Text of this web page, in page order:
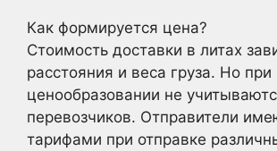
Как формируется цена?
Стоимость доставки в литах
расстояния и веса груза. Но при
ценообразовании не
перевозчиков. Отправители
тарифами при отправке